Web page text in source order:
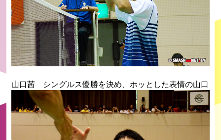
山口茜 シングルス優勝を決め、ホッとした表情の山口